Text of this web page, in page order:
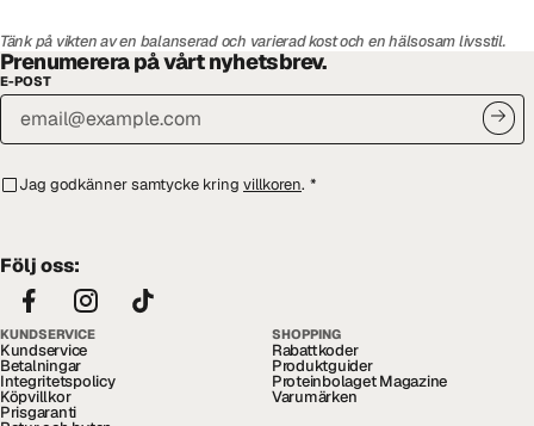
Tänk på vikten av en balanserad och varierad kost och en hälsosam livsstil.
Prenumerera på vårt nyhetsbrev.
E-POST
Jag godkänner samtycke kring villkoren. *
Följ oss:
KUNDSERVICE
Kundservice
Betalningar
Integritetspolicy
Köpvillkor
Prisgaranti
SHOPPING
Rabattkoder
Produktguider
Proteinbolaget Magazine
Varumärken